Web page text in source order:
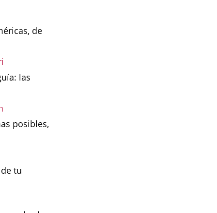
de
las
posibles,
tu